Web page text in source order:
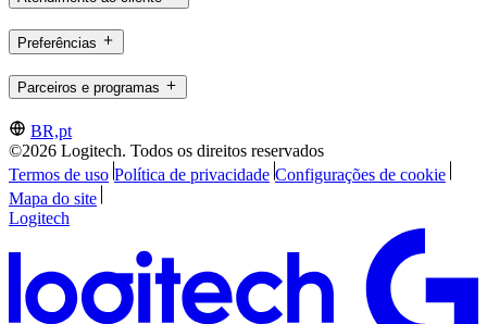
Preferências
Parceiros e programas
BR,pt
©2026 Logitech. Todos os direitos reservados
Termos de uso Política de privacidade Configurações de cookie
Mapa do site
Logitech